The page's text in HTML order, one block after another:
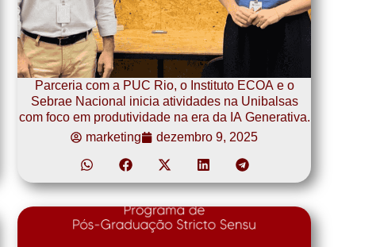
Parceria com a PUC Rio, o Instituto ECOA e o
Sebrae Nacional inicia atividades na Unibalsas
com foco em produtividade na era da IA Generativa.
marketing
dezembro 9, 2025